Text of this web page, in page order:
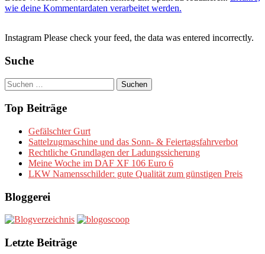
wie deine Kommentardaten verarbeitet werden.
Instagram Please check your feed, the data was entered incorrectly.
Suche
Suchen
nach:
Top Beiträge
Gefälschter Gurt
Sattelzugmaschine und das Sonn- & Feiertagsfahrverbot
Rechtliche Grundlagen der Ladungssicherung
Meine Woche im DAF XF 106 Euro 6
LKW Namensschilder: gute Qualität zum günstigen Preis
Bloggerei
Letzte Beiträge